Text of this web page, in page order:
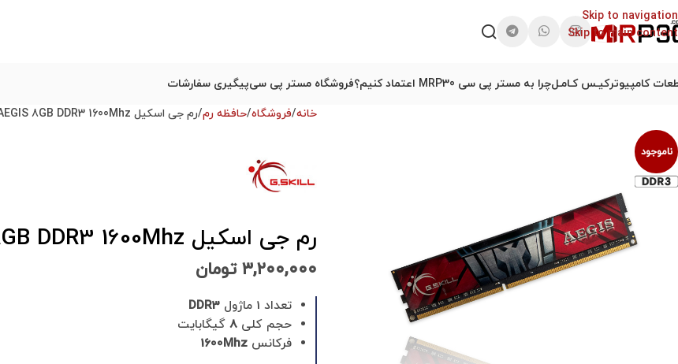
Skip to navigation
Skip to main content
کامپیوترکیـس کـامـلچرا به مستر پی سی MRP30 اعتماد کنیم؟ فروشگاه مستر پی سیپیگیری سفارشات
ناموجود
خانه فروشگاه حافظه رم رم جی اسکیل G.SKILL AEGIS 8GB DDR3 1600Mhz استوک
رم جی اسکیل G.SKILL AEGIS 8GB DDR3 1600Mhz استوک
۳,۲۰۰,۰۰۰ تومان
تعداد 1 ماژول
DDR3
حجم کلی 8 گیگابایت
فرکانس 1600Mhz